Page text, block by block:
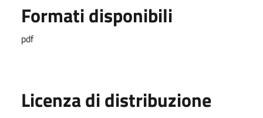
Formati disponibili
pdf
Licenza di distribuzione